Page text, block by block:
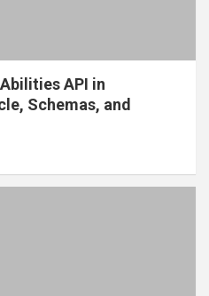
API in
Schemas, and